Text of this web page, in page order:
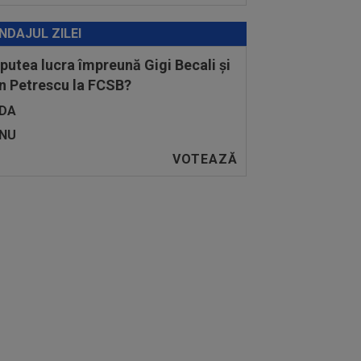
ZILEI
lucra împreună Gigi Becali și
Petrescu la FCSB?
DA
NU